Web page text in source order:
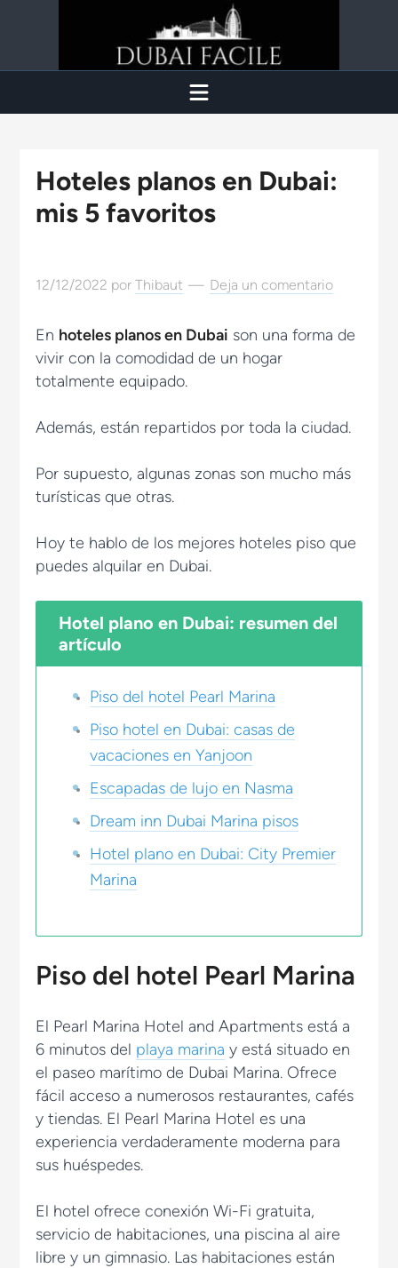
Hoteles planos en Dubai:
mis 5 favoritos
12/12/2022 porThibaut Deja un comentario
En hoteles planos en Dubai son una forma de
vivir con la comodidad de un hogar
totalmente equipado.
Además, están repartidos por toda la ciudad.
Por supuesto, algunas zonas son mucho más
turísticas que otras.
Hoy te hablo de los mejores hoteles piso que
puedes alquilar en Dubai.
Hotel plano en Dubai: resumen del
artículo
Piso del hotel Pearl Marina
Piso hotel en Dubai: casas de
vacaciones en Yanjoon
Escapadas de lujo en Nasma
Dream inn Dubai Marina pisos
Hotel plano en Dubai: City Premier
Marina
Piso del hotel Pearl Marina
El Pearl Marina Hotel and Apartments está a
6 minutos del playa marina y está situado en
el paseo marítimo de Dubai Marina. Ofrece
fácil acceso a numerosos restaurantes, cafés
y tiendas. El Pearl Marina Hotel es una
experiencia verdaderamente moderna para
sus huéspedes.
El hotel ofrece conexión Wi-Fi gratuita,
servicio de habitaciones, una piscina al aire
libre y un gimnasio. Las habitaciones están